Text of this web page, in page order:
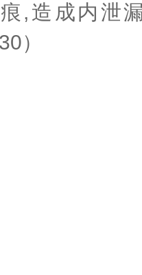
,造成内泄
）